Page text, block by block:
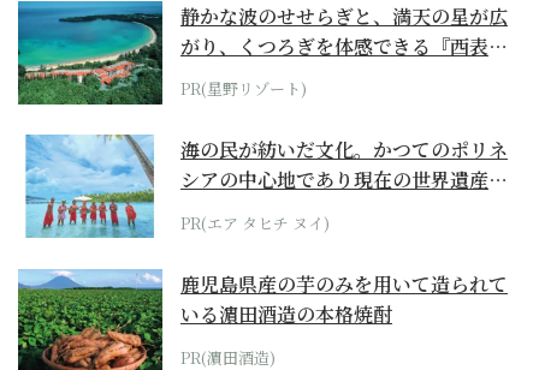
静かな波のせせらぎと、満天の星が広
がり、くつろぎを体感できる『西表島
ホテル by...
PR(星野リゾート)
海の民が紡いだ文化。かつてのポリネ
シアの中心地であり現在の世界遺産か
らみえてくる...
PR(エア タヒチ ヌイ)
鹿児島県産の芋のみを用いて造られて
いる濵田酒造の本格焼酎
PR(濵田酒造)